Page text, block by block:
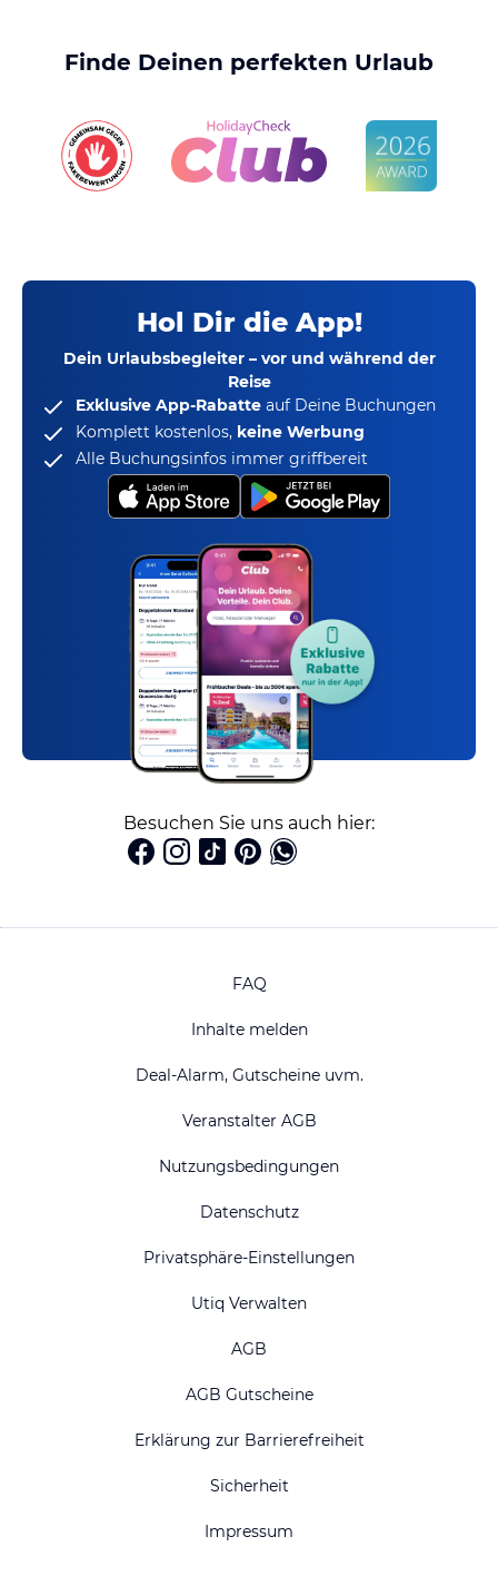
Finde Deinen perfekten Urlaub
Hol Dir die App!
Dein Urlaubsbegleiter – vor und während der
Reise
Exklusive App-Rabatte auf Deine Buchungen
Komplett kostenlos, keine Werbung
Alle Buchungsinfos immer griffbereit
Besuchen Sie uns auch hier:
FAQ
Inhalte melden
Deal-Alarm, Gutscheine uvm.
Veranstalter AGB
Nutzungsbedingungen
Datenschutz
Privatsphäre-Einstellungen
Utiq Verwalten
AGB
AGB Gutscheine
Erklärung zur Barrierefreiheit
Sicherheit
Impressum